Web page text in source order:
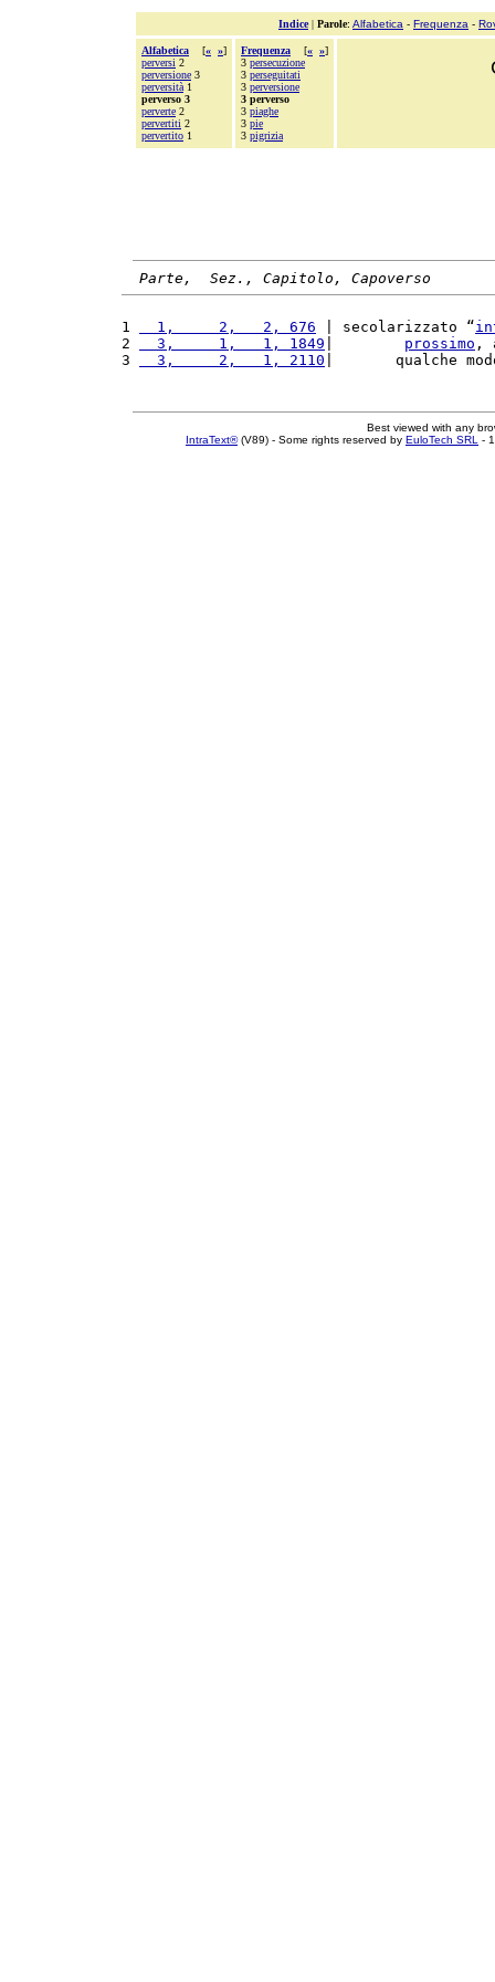
Indice| Parole: Alfabetica - Frequenza -
Alfabetica [« »]
perversi 2
perversione 3
perversità 1
perverso 3
perverte 2
pervertiti 2
pervertito 1
Frequenza [« »]
3 persecuzione
3 perseguitati
3 perversione
3 perverso
3 piaghe
3 pie
3 pigrizia
Parte,  Sez., Capitolo, Capoverso
1
  1,     2,   2, 676
| secolarizzato “
2
  3,     1,   1, 1849
prossimo ,
3
  3,     2,   1, 2110
|       qualche
Best viewed with any
IntraText®(V89) - Some rights reserved by EuloTech SRL -